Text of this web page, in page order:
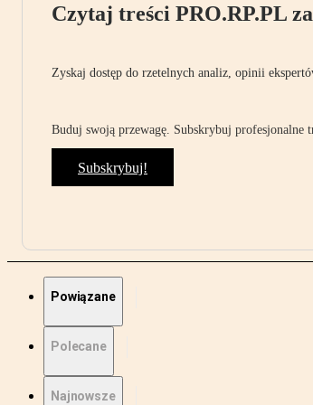
Czytaj treści PRO.RP.PL
Zyskaj dostęp do rzetelnych analiz, opinii
Buduj swoją przewagę. Subskrybuj profesjonalne
Subskrybuj!
Powiązane
Polecane
Najnowsze